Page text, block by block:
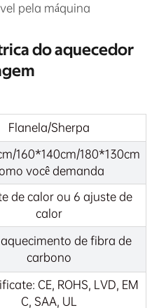
pela máquina
do aquecedor
Flanela/Sherpa
160*140cm/180*130cm
você demanda
de calor ou 6 ajuste de
calor
de fibra de
carbono
CE, ROHS, LVD, EM
C, SAA, UL